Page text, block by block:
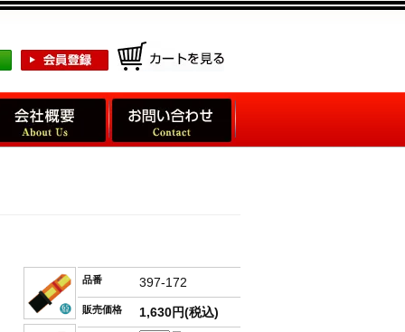
品番 397-172
販売価格 1,630円(税込)